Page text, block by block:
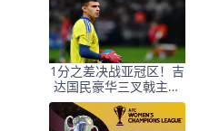
1分之差决战亚冠区！吉
达国民豪华三叉戟主场
围剿布赖代，5连杀零封
魔咒延续？